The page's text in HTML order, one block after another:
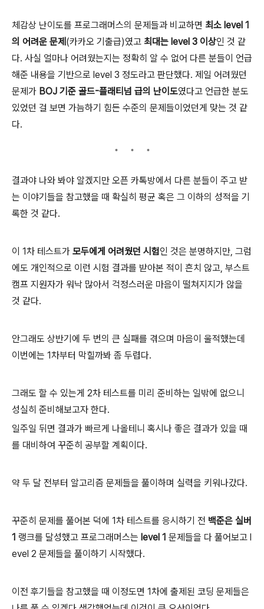
체감상 난이도를 프로그래머스의 문제들과 비교하면 최소 level 1
의 어려운 문제 (카카오 기출급)였고 최대는 level 3 이상인 것 같
다. 사실 얼마나 어려웠는지는 정확히 알 수 없어 다른 분들이 언급
해준 내용을 기반으로 level 3 정도라고 판단했다. 제일 어려웠던
문제가 BOJ 기준 골드-플래티넘 급의 난이도였다고 언급한 분도
있었던 걸 보면 가늠하기 힘든 수준의 문제들이었던게 맞는 것 같
다.
결과야 나와 봐야 알겠지만 오픈 카톡방에서 다른 분들이 주고 받
는 이야기들을 참고했을 때 확실히 평균 혹은 그 이하의 성적을 기
록한 것 같다.
이 1차 테스트가 모두에게 어려웠던 시험인 것은 분명하지만, 그럼
에도 개인적으로 이런 시험 결과를 받아본 적이 흔치 않고, 부스트
캠프 지원자가 워낙 많아서 걱정스러운 마음이 떨쳐지지가 않을
것 같다.
안그래도 상반기에 두 번의 큰 실패를 겪으며 마음이 울적했는데
이번에는 1차부터 막힐까봐 좀 두렵다.
그래도 할 수 있는게 2차 테스트를 미리 준비하는 일밖에 없으니
성실히 준비해보고자 한다.
일주일 뒤면 결과가 빠르게 나올테니 혹시나 좋은 결과가 있을 때
를 대비하여 꾸준히 공부할 계획이다.
약 두 달 전부터 알고리즘 문제들을 풀이하며 실력을 키워나갔다.
꾸준히 문제를 풀어본 덕에 1차 테스트를 응시하기 전 백준은 실버
1 랭크를 달성했고 프로그래머스는 level 1 문제들을 다 풀어보고 l
evel 2 문제들을 풀이하기 시작했다.
이전 후기들을 참고했을 때 이정도면 1차에 출제된 코딩 문제들은